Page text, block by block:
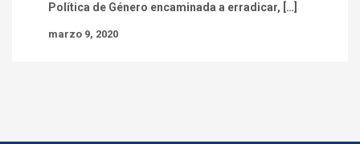
Política de Género encaminada a erradicar, […]
marzo 9, 2020